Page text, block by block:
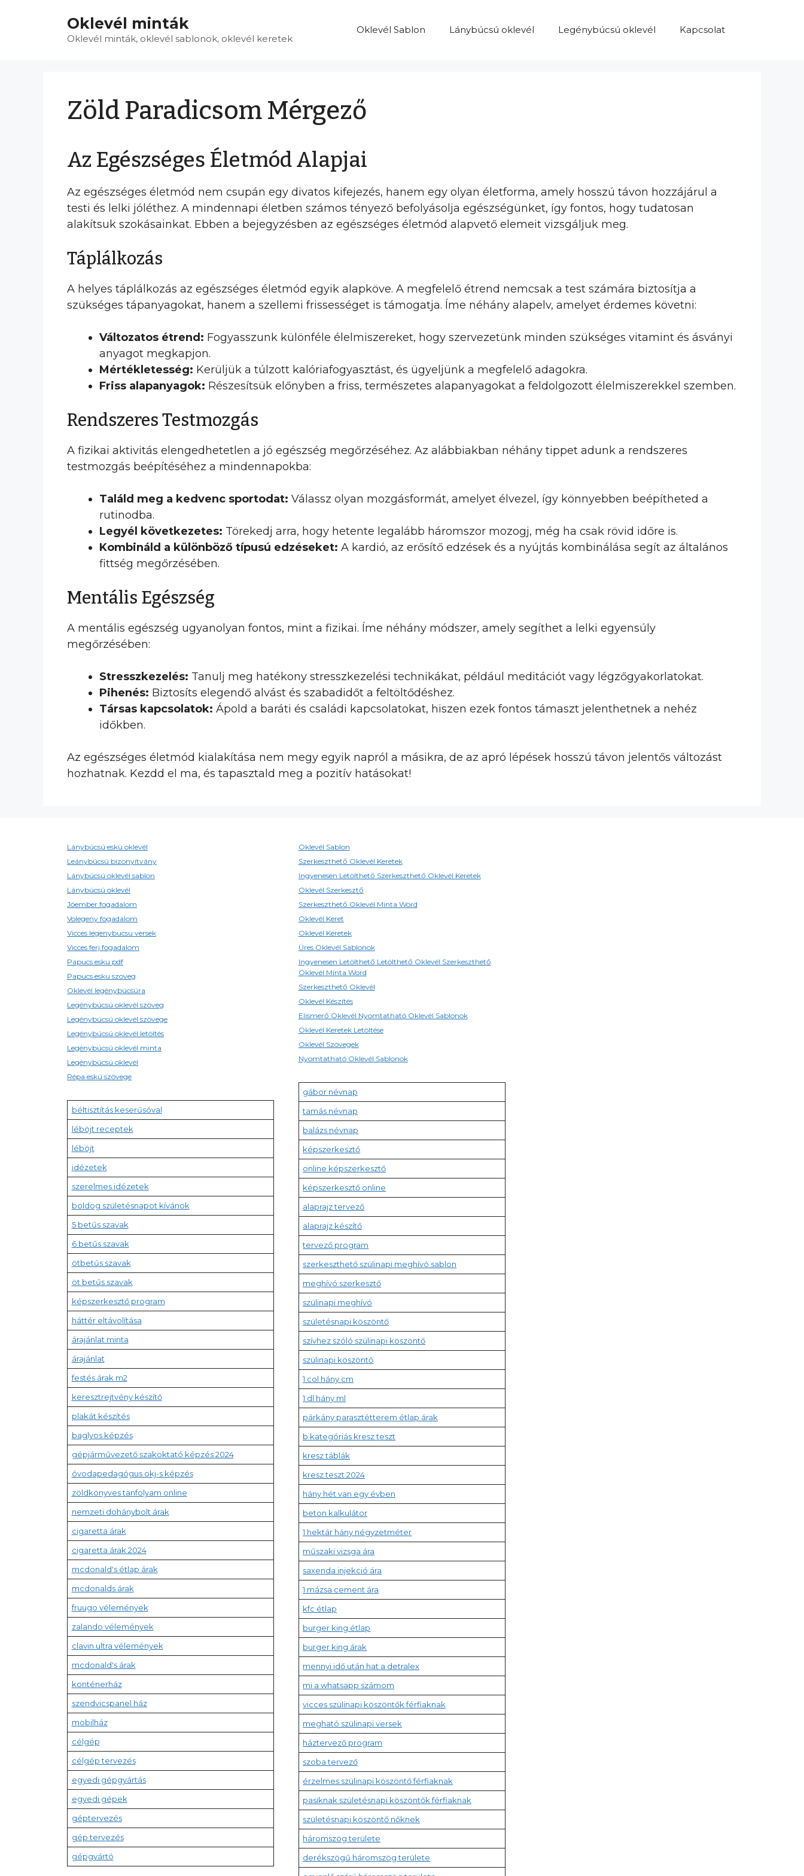
Oklevél minták
Oklevél minták, oklevél sablonok, oklevél keretek
Oklevél Sablon Lánybúcsú oklevél Legénybúcsú oklevél Kapcsolat
Zöld Paradicsom Mérgező
Az Egészséges Életmód Alapjai
Az egészséges életmód nem csupán egy divatos kifejezés, hanem egy olyan életforma, amely hosszú távon hozzájárul a
testi és lelki jóléthez. A mindennapi életben számos tényező befolyásolja egészségünket, így fontos, hogy tudatosan
alakítsuk szokásainkat. Ebben a bejegyzésben az egészséges életmód alapvető elemeit vizsgáljuk meg.
Táplálkozás
A helyes táplálkozás az egészséges életmód egyik alapköve. A megfelelő étrend nemcsak a test számára biztosítja a
szükséges tápanyagokat, hanem a szellemi frissességet is támogatja. Íme néhány alapelv, amelyet érdemes követni:
Változatos étrend: Fogyasszunk különféle élelmiszereket, hogy szervezetünk minden szükséges vitamint és ásványi
anyagot megkapjon.
Mértékletesség: Kerüljük a túlzott kalóriafogyasztást, és ügyeljünk a megfelelő adagokra.
Friss alapanyagok: Részesítsük előnyben a friss, természetes alapanyagokat a feldolgozott élelmiszerekkel szemben.
Rendszeres Testmozgás
A fizikai aktivitás elengedhetetlen a jó egészség megőrzéséhez. Az alábbiakban néhány tippet adunk a rendszeres
testmozgás beépítéséhez a mindennapokba:
Találd meg a kedvenc sportodat: Válassz olyan mozgásformát, amelyet élvezel, így könnyebben beépítheted a
rutinodba.
Legyél következetes: Törekedj arra, hogy hetente legalább háromszor mozogj, még ha csak rövid időre is.
Kombináld a különböző típusú edzéseket: A kardió, az erősítő edzések és a nyújtás kombinálása segít az általános
fittség megőrzésében.
Mentális Egészség
A mentális egészség ugyanolyan fontos, mint a fizikai. Íme néhány módszer, amely segíthet a lelki egyensúly
megőrzésében:
Stresszkezelés: Tanulj meg hatékony stresszkezelési technikákat, például meditációt vagy légzőgyakorlatokat.
Pihenés: Biztosíts elegendő alvást és szabadidőt a feltöltődéshez.
Társas kapcsolatok: Ápold a baráti és családi kapcsolatokat, hiszen ezek fontos támaszt jelenthetnek a nehéz
időkben.
Az egészséges életmód kialakítása nem megy egyik napról a másikra, de az apró lépések hosszú távon jelentős változást
hozhatnak. Kezdd el ma, és tapasztald meg a pozitív hatásokat!
Lánybúcsú eskü oklevél
Leánybúcsú bizonyítvány
Lánybúcsú oklevél sablon
Lánybúcsú oklevél
Jóember fogadalom
Volegeny fogadalom
Vicces legenybucsu versek
Vicces ferj fogadalom
Papucs esku pdf
Papucs esku szoveg
Oklevél legénybúcsúra
Legénybúcsú oklevél szöveg
Legénybúcsú oklevél szövege
Legénybúcsú oklevél letöltés
Legénybúcsú oklevél minta
Legénybúcsú oklevél
Répa eskü szövege
béltisztítás keserűsóval
léböjt receptek
léböjt
idézetek
szerelmes idézetek
boldog születésnapot kívánok
5 betűs szavak
6 betűs szavak
ötbetűs szavak
öt betűs szavak
képszerkesztő program
háttér eltávolítása
árajánlat minta
árajánlat
festés árak m2
keresztrejtvény készítő
plakát készítés
baglyos képzés
gépjárművezető szakoktató képzés 2024
óvodapedagógus okj-s képzés
zöldkönyves tanfolyam online
nemzeti dohánybolt árak
cigaretta árak
cigaretta árak 2024
mcdonald's étlap árak
mcdonalds árak
fruugo vélemények
zalando vélemények
clavin ultra vélemények
mcdonald's árak
konténerház
szendvicspanel ház
mobilház
célgép
célgép tervezés
egyedi gépgyártás
egyedi gépek
géptervezés
gép tervezés
gépgyártó
Oklevél Sablon
Szerkeszthető Oklevél Keretek
Ingyenesen Letölthető Szerkeszthető Oklevél Keretek
Oklevél Szerkesztő
Szerkeszthető Oklevél Minta Word
Oklevél Keret
Oklevél Keretek
Üres Oklevél Sablonok
Ingyenesen Letölthető Letölthető Oklevél Szerkeszthető
Oklevél Minta Word
Szerkeszthető Oklevél
Oklevél Készítés
Elismerő Oklevél Nyomtatható Oklevél Sablonok
Oklevél Keretek Letöltése
Oklevél Szövegek
Nyomtatható Oklevél Sablonok
gábor névnap
tamás névnap
balázs névnap
képszerkesztő
online képszerkesztő
képszerkesztő online
alaprajz tervező
alaprajz készítő
tervező program
szerkeszthető szülinapi meghívó sablon
meghívó szerkesztő
szülinapi meghívó
születésnapi köszöntő
szívhez szóló szülinapi köszöntő
szülinapi köszöntő
1 col hány cm
1 dl hány ml
párkány parasztétterem étlap árak
b kategóriás kresz teszt
kresz táblák
kresz teszt 2024
hány hét van egy évben
beton kalkulátor
1 hektár hány négyzetméter
műszaki vizsga ára
saxenda injekció ára
1 mázsa cement ára
kfc étlap
burger king étlap
burger king árak
mennyi idő után hat a detralex
mi a whatsapp számom
vicces szülinapi köszöntők férfiaknak
megható szülinapi versek
háztervező program
szoba tervező
érzelmes szülinapi köszöntő férfiaknak
pasiknak születésnapi köszöntők férfiaknak
születésnapi köszöntő nőknek
háromszög területe
derékszögű háromszög területe